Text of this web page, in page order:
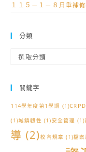
１１５－１－８月重補
分類
類
選取分類
關鍵字
114學年度第1學期 (1)CRPD
(1)城鎮韌性 (1)安全管理 (1)
導 (2)校內規章 (1)檔案